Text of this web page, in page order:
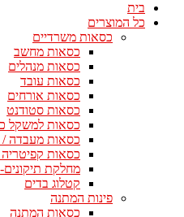
בית
כל המוצרים
כסאות משרדיים
כסאות מחשב
כסאות מנהלים
כסאות עובד
כסאות אורחים
כסאות סטודנט
כסאות למשקל
כסאות מעבדה /
כסאות
מחלקת
קטלוג בדים
פינות המתנה
כסאות המתנה